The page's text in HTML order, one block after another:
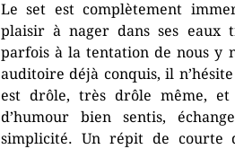
Le set est complètement
plaisir à nager dans ses eaux
parfois à la tentation de nous y
auditoire déjà conquis, il
est drôle, très drôle même, et
d’humour bien sentis,
simplicité. Un répit de courte